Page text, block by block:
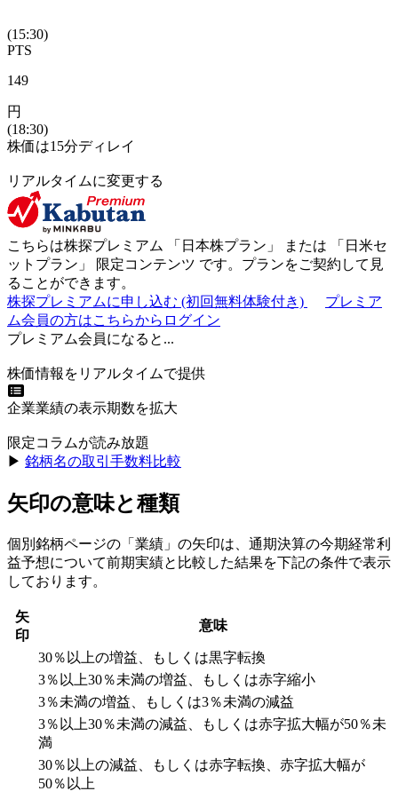
(15:30)
PTS
149
円
(18:30)
株価は15分ディレイ
リアルタイムに変更する
こちらは株探プレミアム 「 日本株プラン 」 または 「 日米セ
ットプラン 」 限定コンテンツ です。プランをご契約して見
ることができます。
株探プレミアムに申し込む (初回無料体験付き)
プレミア
ム会員の方はこちらからログイン
プレミアム会員になると...
株価情報をリアルタイムで提供
企業業績の表示期数を拡大
限定コラムが読み放題
▶︎ 銘柄名の取引手数料比較
矢印の意味と種類
個別銘柄ページの「業績」の矢印は、通期決算の今期経常利
益予想について前期実績と比較した結果を下記の条件で表示
しております。
矢
印
意味
30％以上の増益、もしくは黒字転換
3％以上30％未満の増益、もしくは赤字縮小
3％未満の増益、もしくは3％未満の減益
3％以上30％未満の減益、もしくは赤字拡大幅が50％未
満
30％以上の減益、もしくは赤字転換、赤字拡大幅が
50％以上